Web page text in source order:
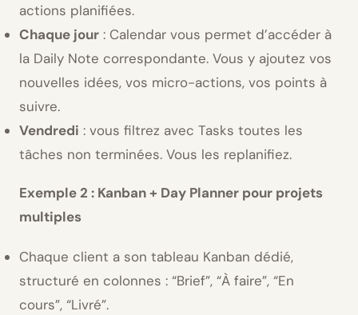
actions planifiées.
Chaque jour : Calendar vous permet d’accéder à
la Daily Note correspondante. Vous y ajoutez vos
nouvelles idées, vos micro-actions, vos points à
suivre.
Vendredi : vous filtrez avec Tasks toutes les
tâches non terminées. Vous les replanifiez.
Exemple 2 : Kanban + Day Planner pour projets
multiples
Chaque client a son tableau Kanban dédié,
structuré en colonnes : “Brief”, “À faire”, “En
cours”, “Livré”.